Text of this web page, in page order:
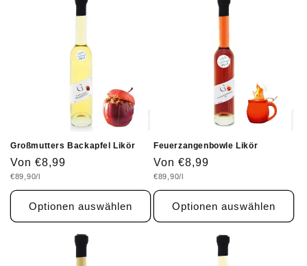
Großmutters Backapfel Likör
Normaler
Preis
Von €8,99
Grundpreis
€89,90/l
Optionen auswählen
Feuerzangenbowle Likör
Normaler
Preis
Von €8,99
Grundpreis
€89,90/l
Optionen auswählen